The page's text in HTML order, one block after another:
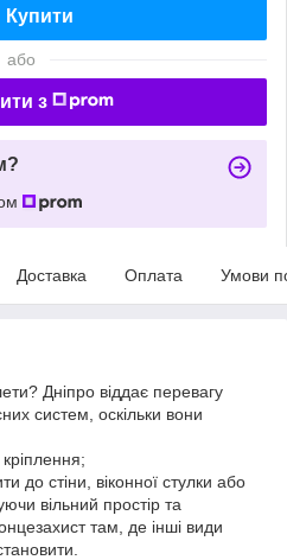
Купити
або
з
Доставка Оплата Умови
Дніпро віддає перевагу
систем, оскільки вони
до стіни, віконної стулки або
вільний простір та
там, де інші види